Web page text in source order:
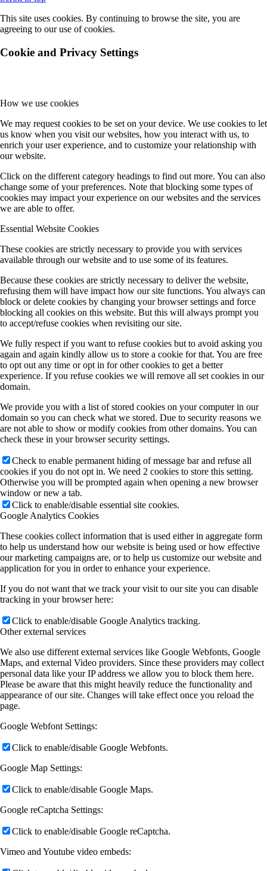
This site uses cookies. By continuing to browse the site, you are
agreeing to our use of cookies.
Cookie and Privacy Settings
How we use cookies
We may request cookies to be set on your device. We use cookies to let
us know when you visit our websites, how you interact with us, to
enrich your user experience, and to customize your relationship with
our website.
Click on the different category headings to find out more. You can also
change some of your preferences. Note that blocking some types of
cookies may impact your experience on our websites and the services
we are able to offer.
Essential Website Cookies
These cookies are strictly necessary to provide you with services
available through our website and to use some of its features.
Because these cookies are strictly necessary to deliver the website,
refusing them will have impact how our site functions. You always can
block or delete cookies by changing your browser settings and force
blocking all cookies on this website. But this will always prompt you
to accept/refuse cookies when revisiting our site.
We fully respect if you want to refuse cookies but to avoid asking you
again and again kindly allow us to store a cookie for that. You are free
to opt out any time or opt in for other cookies to get a better
experience. If you refuse cookies we will remove all set cookies in our
domain.
We provide you with a list of stored cookies on your computer in our
domain so you can check what we stored. Due to security reasons we
are not able to show or modify cookies from other domains. You can
check these in your browser security settings.
Check to enable permanent hiding of message bar and refuse all
cookies if you do not opt in. We need 2 cookies to store this setting.
Otherwise you will be prompted again when opening a new browser
window or new a tab.
Click to enable/disable essential site cookies.
Google Analytics Cookies
These cookies collect information that is used either in aggregate form
to help us understand how our website is being used or how effective
our marketing campaigns are, or to help us customize our website and
application for you in order to enhance your experience.
If you do not want that we track your visit to our site you can disable
tracking in your browser here:
Click to enable/disable Google Analytics tracking.
Other external services
We also use different external services like Google Webfonts, Google
Maps, and external Video providers. Since these providers may collect
personal data like your IP address we allow you to block them here.
Please be aware that this might heavily reduce the functionality and
appearance of our site. Changes will take effect once you reload the
page.
Google Webfont Settings:
Click to enable/disable Google Webfonts.
Google Map Settings:
Click to enable/disable Google Maps.
Google reCaptcha Settings:
Click to enable/disable Google reCaptcha.
Vimeo and Youtube video embeds: